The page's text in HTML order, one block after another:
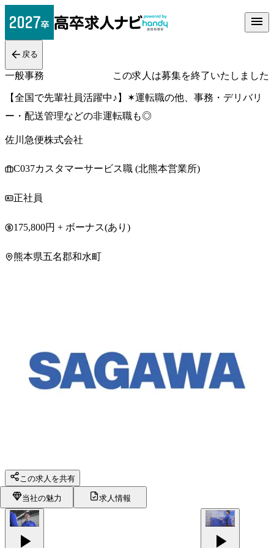
戻る
一般事務 この求人は募集を終了いたしました
【全国で先輩社員活躍中♪】✶運転職の他、事務・デリバリ
ー・配送管理などの非運転職も◎
佐川急便株式会社
C037カスタマーサービス職 (北熊本営業所)
正社員
175,800円 + ボーナス(あり)
熊本県五名郡和水町
この求人を共有
当社の魅力 求人情報